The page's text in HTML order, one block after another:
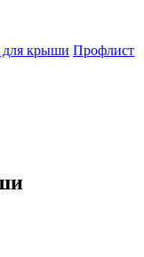
крыши Профлист